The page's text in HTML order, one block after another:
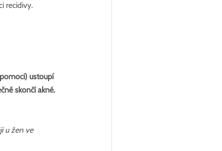
recidivy.
ustoupí
skončí akné.
u žen ve